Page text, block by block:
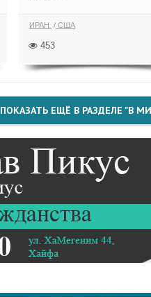
ИРАН США
453
ПОКАЗАТЬ ЕЩЁ В РАЗДЕЛЕ "В